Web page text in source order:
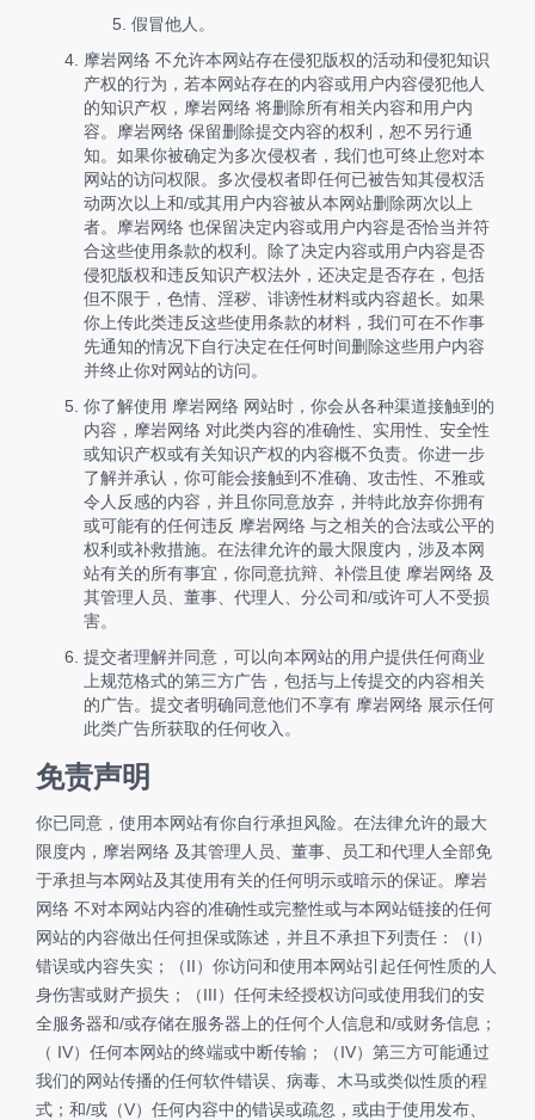
假冒他人。
摩岩网络 不允许本网站存在侵犯版权的活动和侵犯知识
产权的行为，若本网站存在的内容或用户内容侵犯他人
的知识产权，摩岩网络 将删除所有相关内容和用户内
容。摩岩网络 保留删除提交内容的权利，恕不另行通
知。如果你被确定为多次侵权者，我们也可终止您对本
网站的访问权限。多次侵权者即任何已被告知其侵权活
动两次以上和/或其用户内容被从本网站删除两次以上
者。摩岩网络 也保留决定内容或用户内容是否恰当并符
合这些使用条款的权利。除了决定内容或用户内容是否
侵犯版权和违反知识产权法外，还决定是否存在，包括
但不限于，色情、淫秽、诽谤性材料或内容超长。如果
你上传此类违反这些使用条款的材料，我们可在不作事
先通知的情况下自行决定在任何时间删除这些用户内容
并终止你对网站的访问。
你了解使用 摩岩网络 网站时，你会从各种渠道接触到的
内容，摩岩网络 对此类内容的准确性、实用性、安全性
或知识产权或有关知识产权的内容概不负责。你进一步
了解并承认，你可能会接触到不准确、攻击性、不雅或
令人反感的内容，并且你同意放弃，并特此放弃你拥有
或可能有的任何违反 摩岩网络 与之相关的合法或公平的
权利或补救措施。在法律允许的最大限度内，涉及本网
站有关的所有事宜，你同意抗辩、补偿且使 摩岩网络 及
其管理人员、董事、代理人、分公司和/或许可人不受损
害。
提交者理解并同意，可以向本网站的用户提供任何商业
上规范格式的第三方广告，包括与上传提交的内容相关
的广告。提交者明确同意他们不享有 摩岩网络 展示任何
此类广告所获取的任何收入。
免责声明
你已同意，使用本网站有你自行承担风险。在法律允许的最大
限度内，摩岩网络 及其管理人员、董事、员工和代理人全部免
于承担与本网站及其使用有关的任何明示或暗示的保证。摩岩
网络 不对本网站内容的准确性或完整性或与本网站链接的任何
网站的内容做出任何担保或陈述，并且不承担下列责任：（I）
错误或内容失实；（II）你访问和使用本网站引起任何性质的人
身伤害或财产损失；（III）任何未经授权访问或使用我们的安
全服务器和/或存储在服务器上的任何个人信息和/或财务信息；
（ IV）任何本网站的终端或中断传输；（IV）第三方可能通过
我们的网站传播的任何软件错误、病毒、木马或类似性质的程
式；和/或（V）任何内容中的错误或疏忽，或由于使用发布、